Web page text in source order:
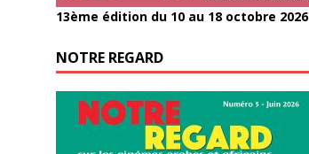
13ème édition du 10 au 18 octobre 2026
NOTRE REGARD